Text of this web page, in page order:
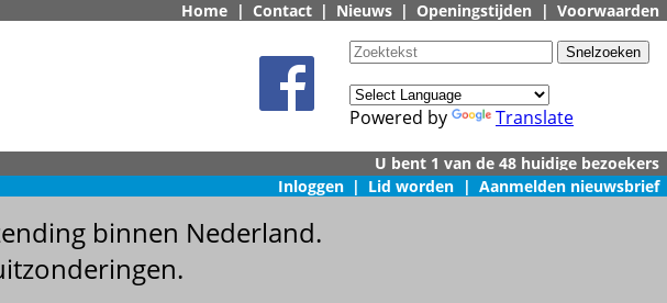
Home | Contact | Nieuws | Openingstijden | Voorwaarden
Powered by Translate
Inloggen | Lid worden | Aanmelden nieuwsbrief
binnen Nederland.